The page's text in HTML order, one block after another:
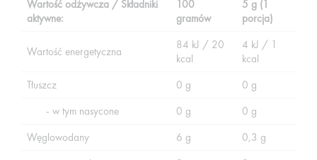
Wartość odżywcza / Składniki
aktywne:
100
gramów
5 g (1
porcja)
Wartość energetyczna
84 kJ / 20
kcal
4 kJ / 1
kcal
Tłuszcz
0 g
0 g
- w tym nasycone
0 g
0 g
Węglowodany
6 g
0,3 g